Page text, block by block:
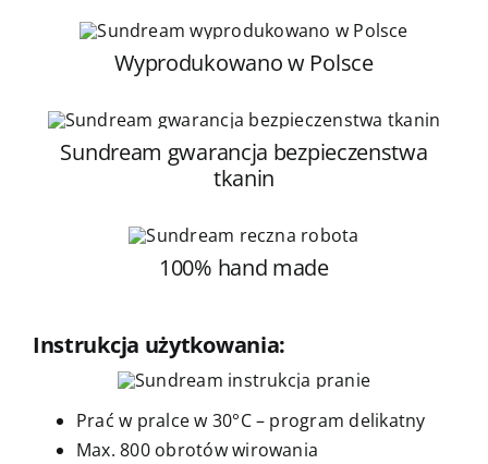
Wyprodukowano w Polsce
Sundream gwarancja bezpieczenstwa
tkanin
100% hand made
Instrukcja użytkowania:
Prać w pralce w 30°C – program delikatny
Max. 800 obrotów wirowania